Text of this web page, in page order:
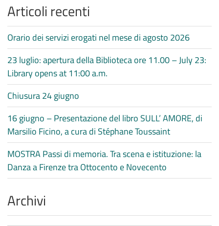
Articoli recenti
Orario dei servizi erogati nel mese di agosto 2026
23 luglio: apertura della Biblioteca ore 11.00 – July 23:
Library opens at 11:00 a.m.
Chiusura 24 giugno
16 giugno – Presentazione del libro SULL’ AMORE, di
Marsilio Ficino, a cura di Stéphane Toussaint
MOSTRA Passi di memoria. Tra scena e istituzione: la
Danza a Firenze tra Ottocento e Novecento
Archivi